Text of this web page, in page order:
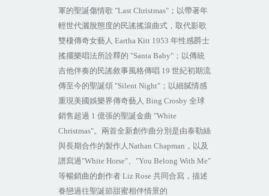
軍的聖誕傷情歌 "Last Christmas"；以帶著年
輕世代灑脫態度的民謠搖滾曲式，取代影歌
雙棲傳奇女藝人 Eartha Kitt 1953 年性感爵士
搖擺樂唱法所詮釋的 "Santa Baby"；以傳統
吉他伴奏的民謠敘事風格傳唱 19 世紀初期流
傳至今的聖誕頌 "Silent Night"；以細膩情感
重現美國娛樂界傳奇藝人 Bing Crosby 全球
銷售超過 1 億張的聖誕金曲 "White
Christmas"。兩首全新創作曲分別是由泰勒絲
與長期合作的製作人Nathan Chapman ，以及
譜寫過"White Horse"、 "You Belong With Me"
等暢銷曲的創作者 Liz Rose 共同合寫，描述
眷戀過往聖誕節甜蜜相伴情景的